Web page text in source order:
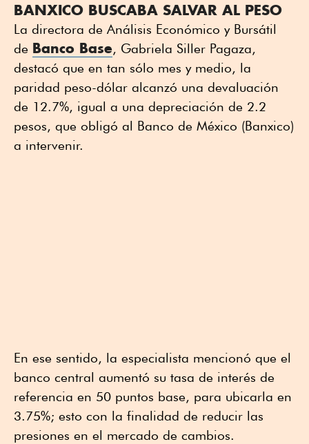
BANXICO BUSCABA SALVAR AL PESO
La directora de Análisis Económico y Bursátil
de Banco Base, Gabriela Siller Pagaza,
destacó que en tan sólo mes y medio, la
paridad peso-dólar alcanzó una devaluación
de 12.7%, igual a una depreciación de 2.2
pesos, que obligó al Banco de México (Banxico)
a intervenir.
En ese sentido, la especialista mencionó que el
banco central aumentó su tasa de interés de
referencia en 50 puntos base, para ubicarla en
3.75%; esto con la finalidad de reducir las
presiones en el mercado de cambios.